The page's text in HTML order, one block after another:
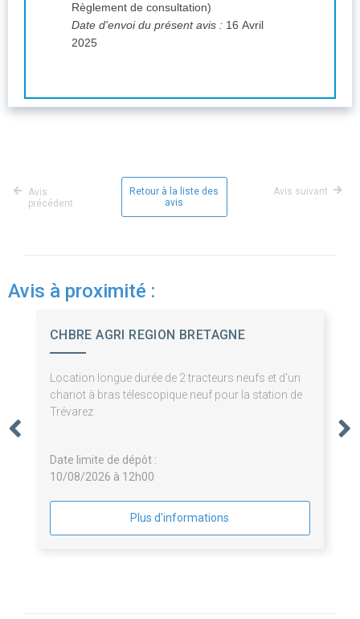
Règlement de consultation)
Date d'envoi du présent avis : 16 Avril
2025
Avis
précédent
Retour à la liste des
avis
Avis suivant
Avis à proximité :
CHBRE AGRI REGION BRETAGNE
Location longue durée de 2 tracteurs neufs et d'un
chariot à bras télescopique neuf pour la station de
Trévarez
Date limite de dépôt :
10/08/2026 à 12h00
Plus d'informations